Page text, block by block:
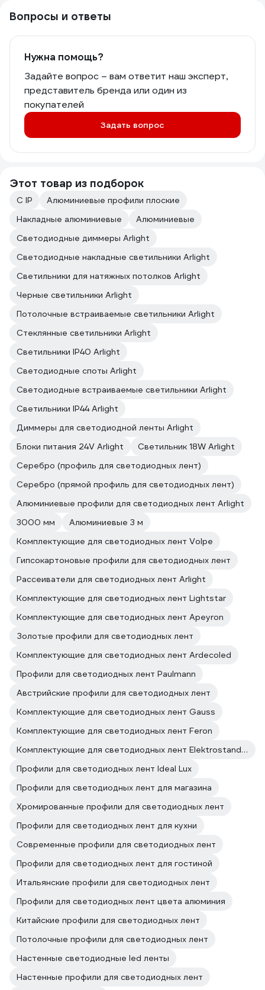
Вопросы и ответы
Нужна помощь?
Задайте вопрос – вам ответит наш эксперт,
представитель бренда или один из
покупателей
Задать вопрос
Этот товар из подборок
С IP
Алюминиевые профили плоские
Накладные алюминиевые
Алюминиевые
Светодиодные диммеры Arlight
Светодиодные накладные светильники Arlight
Светильники для натяжных потолков Arlight
Черные светильники Arlight
Потолочные встраиваемые светильники Arlight
Стеклянные светильники Arlight
Светильники IP40 Arlight
Светодиодные споты Arlight
Светодиодные встраиваемые светильники Arlight
Светильники IP44 Arlight
Диммеры для светодиодной ленты Arlight
Блоки питания 24V Arlight
Светильник 18W Arlight
Серебро (профиль для светодиодных лент)
Серебро (прямой профиль для светодиодных лент)
Алюминиевые профили для светодиодных лент Arlight
3000 мм
Алюминиевые 3 м
Комплектующие для светодиодных лент Volpe
Гипсокартоновые профили для светодиодных лент
Рассеиватели для светодиодных лент Arlight
Комплектующие для светодиодных лент Lightstar
Комплектующие для светодиодных лент Apeyron
Золотые профили для светодиодных лент
Комплектующие для светодиодных лент Ardecoled
Профили для светодиодных лент Paulmann
Австрийские профили для светодиодных лент
Комплектующие для светодиодных лент Gauss
Комплектующие для светодиодных лент Feron
Комплектующие для светодиодных лент Elektrostandard
Профили для светодиодных лент Ideal Lux
Профили для светодиодных лент для магазина
Хромированные профили для светодиодных лент
Профили для светодиодных лент для кухни
Современные профили для светодиодных лент
Профили для светодиодных лент для гостиной
Итальянские профили для светодиодных лент
Профили для светодиодных лент цвета алюминия
Китайские профили для светодиодных лент
Потолочные профили для светодиодных лент
Настенные светодиодные led ленты
Настенные профили для светодиодных лент